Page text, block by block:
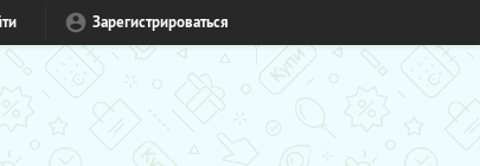
Зарегистрироваться